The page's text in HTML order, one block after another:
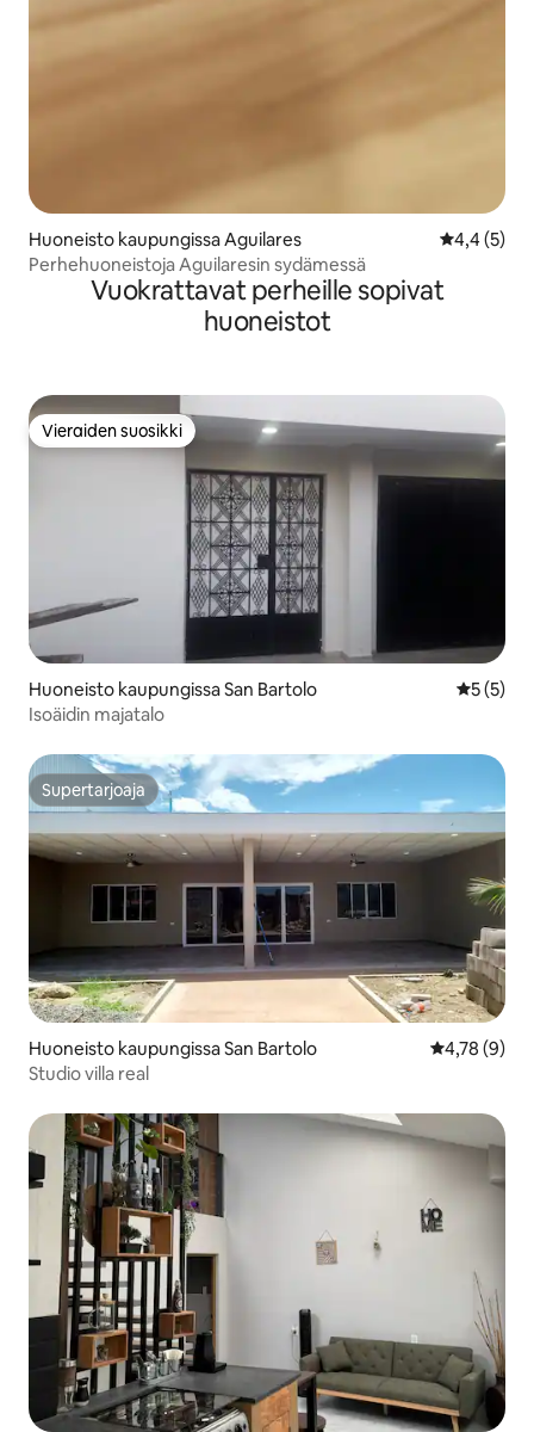
Huoneisto kaupungissa Aguilares
4,4 (5)
Perhehuoneistoja Aguilaresin sydämessä
Vuokrattavat perheille sopivat
huoneistot
Vieraiden suosikki
Vieraiden suosikki
Huoneisto kaupungissa San Bartolo
5 (5)
Isoäidin majatalo
Supertarjoaja
Supertarjoaja
Huoneisto kaupungissa San Bartolo
4,78 (9)
Studio villa real